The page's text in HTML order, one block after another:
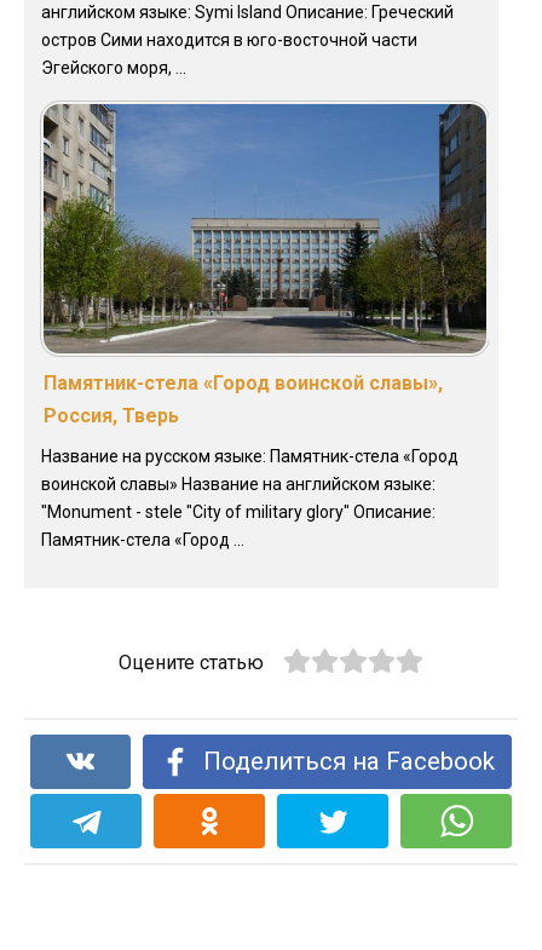
английском языке: Symi Island Описание: Греческий
остров Сими находится в юго-восточной части
Эгейского моря, ...
Памятник-стела «Город воинской славы»,
Россия, Тверь
Название на русском языке: Памятник-стела «Город
воинской славы» Название на английском языке:
"Monument - stele "City of military glory" Описание:
Памятник-стела «Город ...
Оцените статью
Поделиться на Facebook